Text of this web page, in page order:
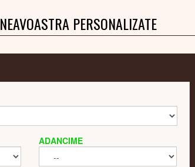
PERSONALIZATE
ADANCIME